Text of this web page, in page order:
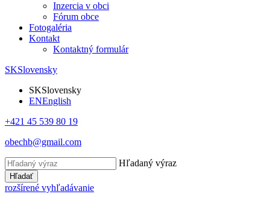
Inzercia v obci
Fórum obce
Fotogaléria
Kontakt
Kontaktný formulár
SKSlovensky
SKSlovensky
ENEnglish
+421 45 539 80 19
obechb@gmail.com
Hľadaný výraz
Hľadať
rozšírené vyhľadávanie